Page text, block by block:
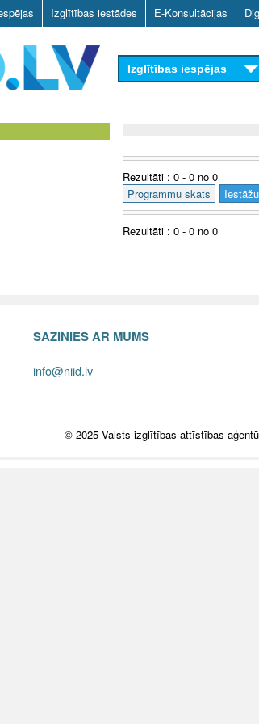
Skip
to
main
content
Izglītības iestādes E-Konsultācijas
Izglītības iespējas
Rezultāti : 0 - 0 no 0
Programmu skats
Rezultāti : 0 - 0 no 0
SAZINIES AR MUMS
info@niid.lv
© 2025 Valsts izglītības attīstības